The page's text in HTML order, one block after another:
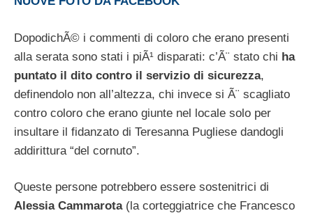
DopodichÃ© i commenti di coloro che erano presenti
alla serata sono stati i piÃ¹ disparati: c’Ã¨ stato chi ha
puntato il dito contro il servizio di sicurezza,
definendolo non all’altezza, chi invece si Ã¨ scagliato
contro coloro che erano giunte nel locale solo per
insultare il fidanzato di Teresanna Pugliese dandogli
addirittura “del cornuto”.
Queste persone potrebbero essere sostenitrici di
Alessia Cammarota(la corteggiatrice che Francesco